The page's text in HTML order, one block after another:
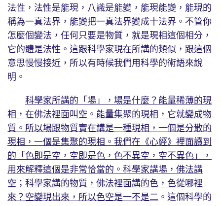
法性，法性是能現，八識是能變，能現能變，能現的
稱為一真法界，能變把一真法界變成十法界。不管你
怎麼個變法，任何只要是物質，就是現相這個相分，
它的體是法性。這跟科學家現在所講的類似，跟這個
意思慢慢接近，所以有時候我們用科學的術語來說
明。
科學家所講的「場」，場是什麼？能量稀薄的現
相，在佛法裡面叫空。能量集聚的現相，它就變成物
質。所以場跟物質實在講是一種現相，一個是分散的
現相，一個是集聚的現相。我們在《心經》裡面讀到
的「色即是空，空即是色，色不異空，空不異色」，
用來解釋這個是非常恰當的。科學家講場，佛法講
空；科學家講的物質，佛法裡面講的色，色從哪裡
來？空變現出來，所以色空是一不是二 。這個科學的